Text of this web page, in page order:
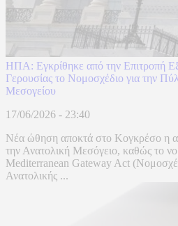
ΗΠΑ: Εγκρίθηκε από την Επιτροπή
Γερουσίας το Νομοσχέδιο για την
Μεσογείου
17/06/2026 - 23:40
Νέα ώθηση αποκτά στο Κογκρέσο η
την Ανατολική Μεσόγειο, καθώς το
Mediterranean Gateway Act
Ανατολικής ...